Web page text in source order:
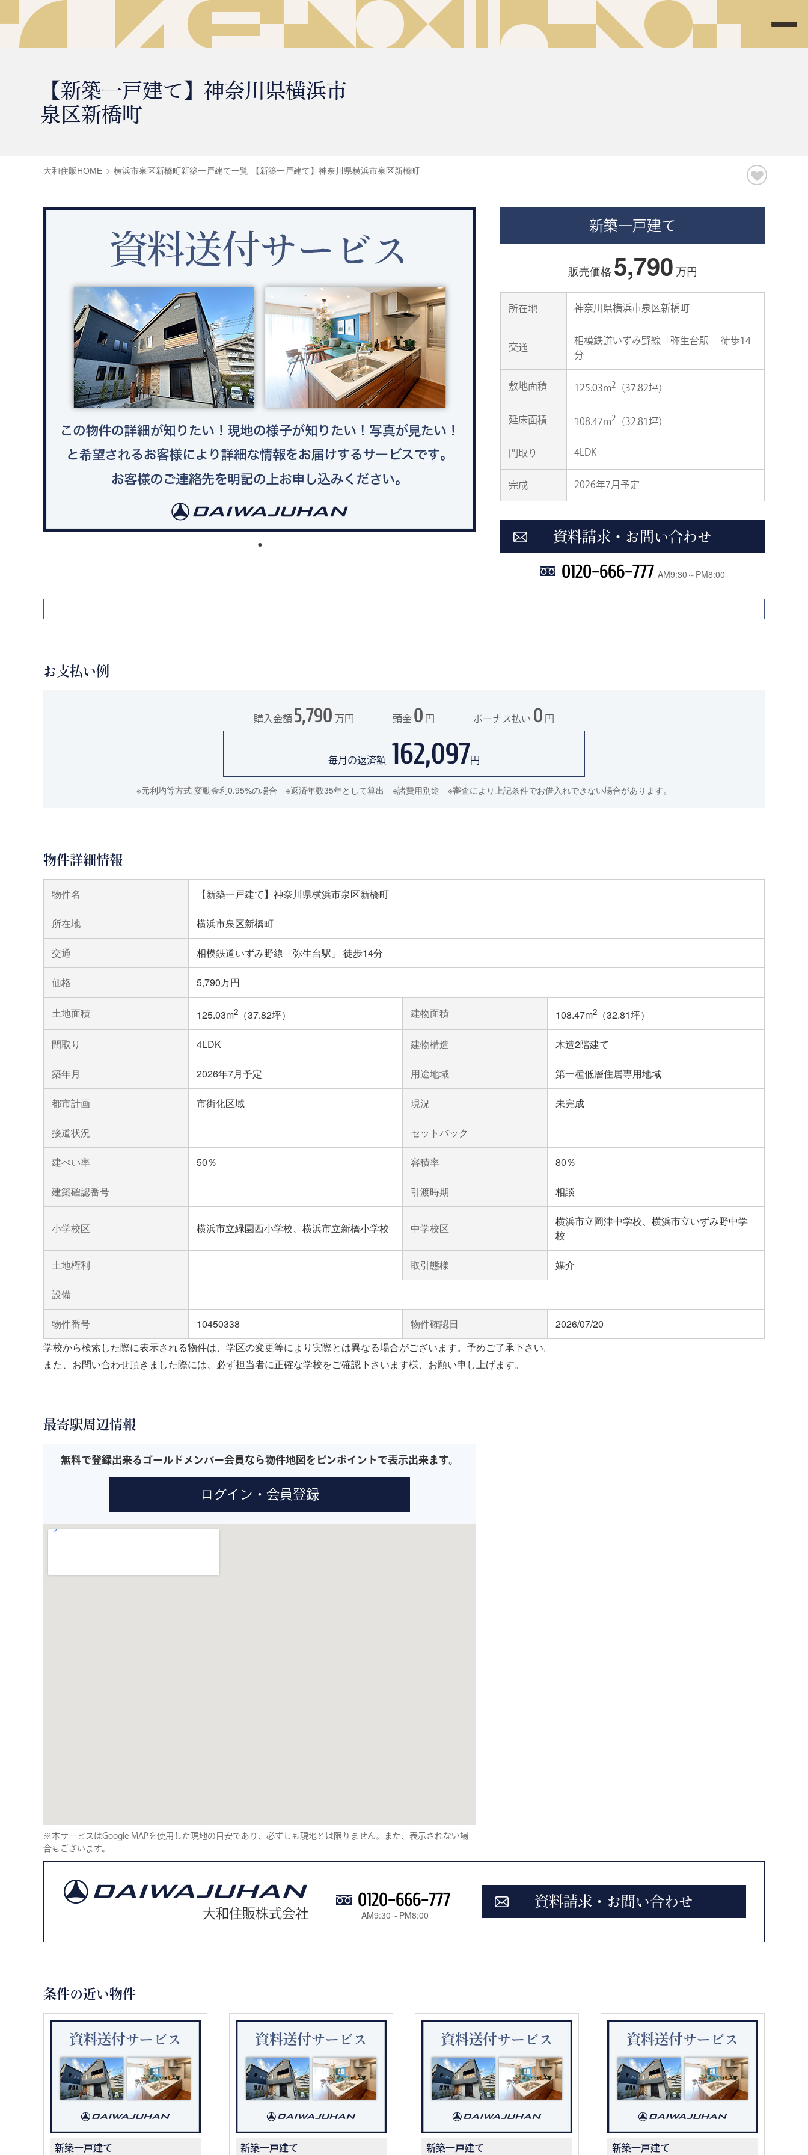
【新築一戸建て】神奈川県横浜市
泉区新橋町
大和住販HOME 横浜市泉区新橋町新築一戸建て一覧 【新築一戸建て】神奈川県横浜市泉区新橋町
新築一戸建て
販売価格 5,790万円
所在地 神奈川県横浜市泉区新橋町
交通
相模鉄道いずみ野線「弥生台駅」 徒歩14
分
敷地面積 125.03m2 （37.82坪）
延床面積 108.47m2 （32.81坪）
間取り 4LDK
完成 2026年7月予定
資料請求・お問い合わせ
0120-666-777 AM9:30～PM8:00
お支払い例
購入金額 5,790 万円 頭金 0 円 ボーナス払い 0 円
毎月の返済額 162,097円
※元利均等方式 変動金利0.95%の場合 ※返済年数35年として算出 ※諸費用別途 ※審査により上記条件でお借入れできない場合があります。
物件詳細情報
物件名 【新築一戸建て】神奈川県横浜市泉区新橋町
所在地 横浜市泉区新橋町
交通 相模鉄道いずみ野線「弥生台駅」 徒歩14分
価格 5,790万円
土地面積 125.03m2（37.82坪） 建物面積 108.47m2（32.81坪）
間取り 4LDK 建物構造 木造2階建て
築年月 2026年7月予定 用途地域 第一種低層住居専用地域
都市計画 市街化区域 現況 未完成
接道状況 セットバック
建ぺい率 50％ 容積率 80％
建築確認番号 引渡時期 相談
小学校区 横浜市立緑園西小学校、横浜市立新橋小学校 中学校区
横浜市立岡津中学校、横浜市立いずみ野中学
校
土地権利 取引態様 媒介
設備
物件番号 10450338 物件確認日
2026/07/20
学校から検索した際に表示される物件は、学区の変更等により実際とは異なる場合がございます。予めご了承下さい。
また、お問い合わせ頂きました際には、必ず担当者に正確な学校をご確認下さいます様、お願い申し上げます。
最寄駅周辺情報
無料で登録出来るゴールドメンバー会員なら物件地図をピンポイントで表示出来ます。
ログイン・会員登録
※本サービスはGoogle MAPを使用した現地の目安であり、必ずしも現地とは限りません。また、表示されない場
合もございます。
大和住販株式会社
0120-666-777
AM9:30～PM8:00
資料請求・お問い合わせ
条件の近い物件
新築一戸建て 新築一戸建て 新築一戸建て 新築一戸建て